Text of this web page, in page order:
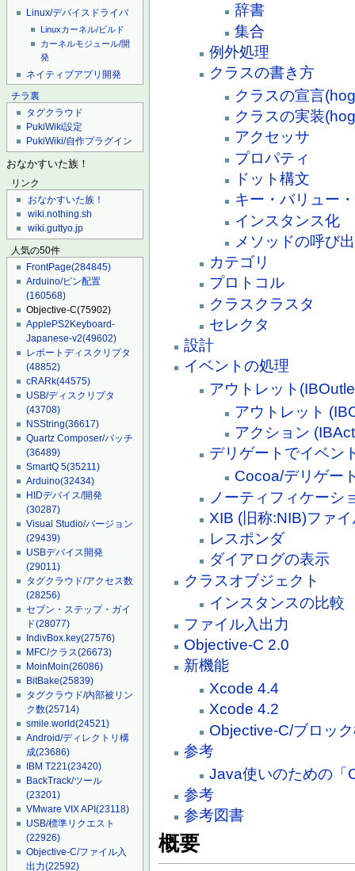
Linux/デバイスドライバ
Linuxカーネル/ビルド
カーネルモジュール/開
発
ネイティブアプリ開発
チラ裏
タグクラウド
PukiWiki設定
PukiWiki/自作プラグイン
おなかすいた族！
リンク
おなかすいた族！
wiki.nothing.sh
wiki.guttyo.jp
人気の50件
FrontPage(284845)
Arduino/ピン配置
(160568)
Objective-C(75902)
ApplePS2Keyboard-
Japanese-v2(49602)
レポートディスクリプタ
(48852)
cRARk(44575)
USB/ディスクリプタ
(43708)
NSString(36617)
Quartz Composer/パッチ
(36489)
SmartQ 5(35211)
Arduino(32434)
HIDデバイス/開発
(30287)
Visual Studio/バージョン
(29439)
USBデバイス開発
(29011)
タグクラウド/アクセス数
(28256)
セブン・ステップ・ガイ
ド(28077)
IndivBox.key(27576)
MFC/クラス(26673)
MoinMoin(26086)
BitBake(25839)
タグクラウド/内部被リン
ク数(25714)
smile.world(24521)
Android/ディレクトリ構
成(23686)
IBM T221(23420)
BackTrack/ツール
(23201)
VMware VIX API(23118)
USB/標準リクエスト
(22926)
Objective-C/ファイル入
出力(22592)
辞書
集合
例外処理
クラスの書き方
クラスの宣言
クラスの実装
アクセッサ
プロパティ
ドット構文
キー・バリュー
インスタンス化
メソッドの呼び
カテゴリ
プロトコル
クラスクラスタ
セレクタ
設計
イベントの処理
アウトレット
アウトレット
アクション
デリゲートでイベン
Cocoa/デリゲー
ノーティフィケーシ
XIB (旧称:NIB)ファイ
レスポンダ
ダイアログの表示
クラスオブジェクト
インスタンスの比較
ファイル入出力
Objective-C 2.0
新機能
Xcode 4.4
Xcode 4.2
Objective-C/ブロッ
参考
Java使いのための「
参考
参考図書
概要